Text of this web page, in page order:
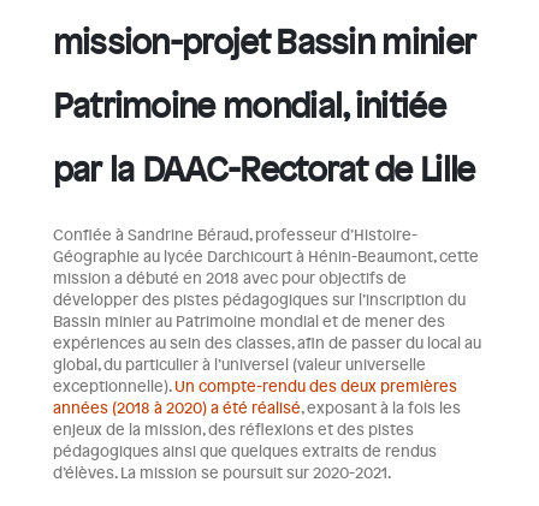
mission-projet Bassin minier
Patrimoine mondial, initiée
par la DAAC-Rectorat de Lille
Confiée à Sandrine Béraud, professeur d’Histoire-
Géographie au lycée Darchicourt à Hénin-Beaumont, cette
mission a débuté en 2018 avec pour objectifs de
développer des pistes pédagogiques sur l’inscription du
Bassin minier au Patrimoine mondial et de mener des
expériences au sein des classes, afin de passer du local au
global, du particulier à l’universel (valeur universelle
exceptionnelle).Un compte-rendu des deux premières
années (2018 à 2020) a été réalisé, exposant à la fois les
enjeux de la mission, des réflexions et des pistes
pédagogiques ainsi que quelques extraits de rendus
d’élèves. La mission se poursuit sur 2020-2021.